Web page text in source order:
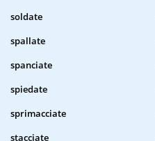
soldate
spallate
spanciate
spiedate
sprimacciate
stacciate